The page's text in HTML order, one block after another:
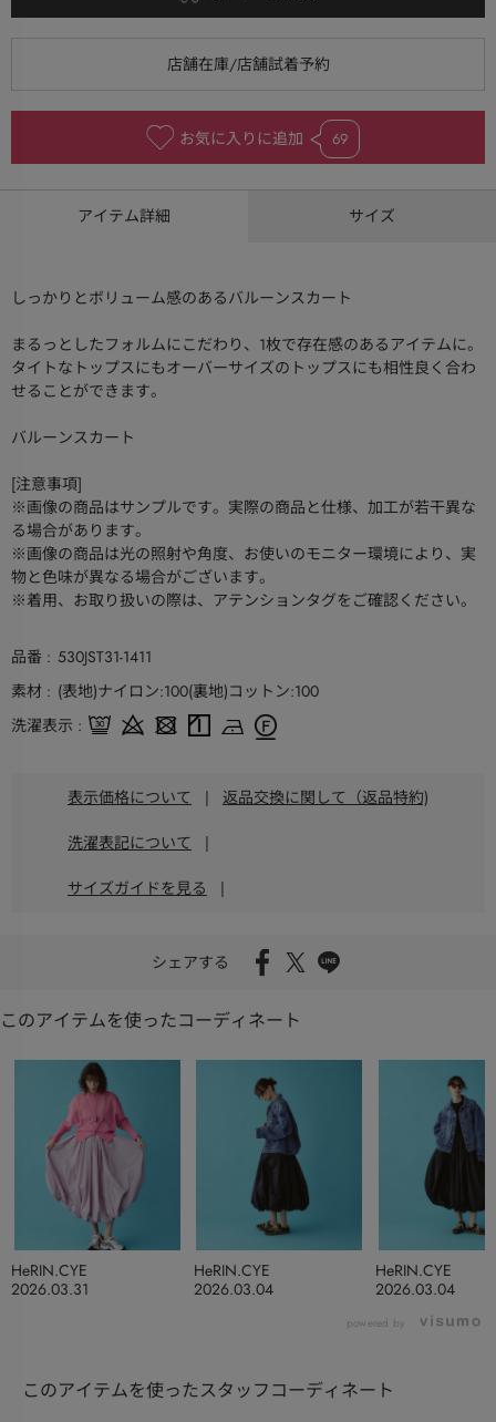
お気に入りに追加 69
アイテム詳細 サイズ
しっかりとボリューム感のあるバルーンスカート
まるっとしたフォルムにこだわり、1枚で存在感のあるアイテムに。
タイトなトップスにもオーバーサイズのトップスにも相性良く合わ
せることができます。
バルーンスカート
[注意事項]
※画像の商品はサンプルです。実際の商品と仕様、加工が若干異な
る場合があります。
※画像の商品は光の照射や角度、お使いのモニター環境により、実
物と色味が異なる場合がございます。
※着用、お取り扱いの際は、アテンションタグをご確認ください。
品番
530JST31-1411
素材
(表地)ナイロン:100(裏地)コットン:100
洗濯表示
表示価格について | 返品交換に関して（返品特約)
洗濯表記について |
サイズガイドを見る |
シェアする
このアイテムを使ったコーディネート
2026.03.31
HeRIN.CYE
2026.03.04
HeRIN.CYE
2026.03.04
HeRIN.CYE
powered by
このアイテムを使ったスタッフコーディネート